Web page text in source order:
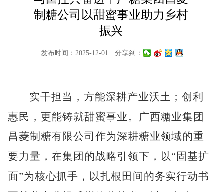
制糖公司以甜蜜事业助力乡村
振兴
发布时间：2025-12-01 分享到：
实干担当，方能深耕产业沃土；创利
惠民，更能铸就甜蜜事业。广西糖业集团
昌菱制糖有限公司作为深耕糖业领域的重
要力量，在集团的战略引领下，以“固基扩
面”为核心抓手，以扎根田间的务实行动书